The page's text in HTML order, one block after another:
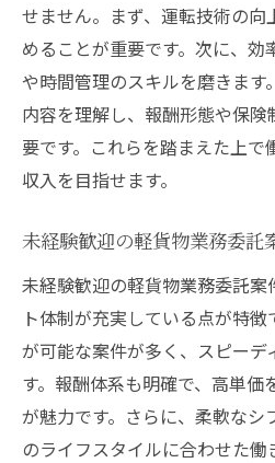
せません。まず、運転技術の
めることが重要です。次に、効
や時間管理のスキルを磨きます
内容を理解し、報酬形態や保
要です。これらを踏まえた上で
収入を目指せます。
未経験歓迎の軽貨物業務委託
未経験歓迎の軽貨物業務委託
ト体制が充実している点が特
が可能な案件が多く、スピーデ
す。報酬体系も明確で、高単価
が魅力です。さらに、柔軟なシ
のライフスタイルに合わせた働